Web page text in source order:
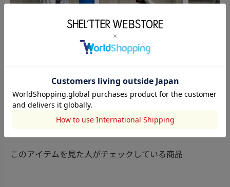
HeRIN.CYE
喜夕田里奈【骨スト/イエ
小松 沙奈江
このアイテムを見た人がチェックしている商品